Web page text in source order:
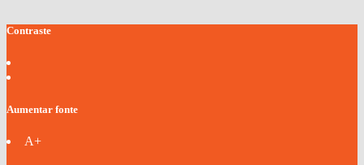
Contraste
Aumentar fonte
A+